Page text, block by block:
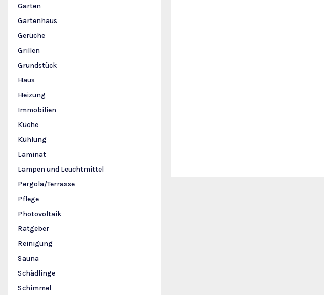
Garten
Gartenhaus
Gerüche
Grillen
Grundstück
Haus
Heizung
Immobilien
Küche
Kühlung
Laminat
Lampen und Leuchtmittel
Pergola/Terrasse
Pflege
Photovoltaik
Ratgeber
Reinigung
Sauna
Schädlinge
Schimmel